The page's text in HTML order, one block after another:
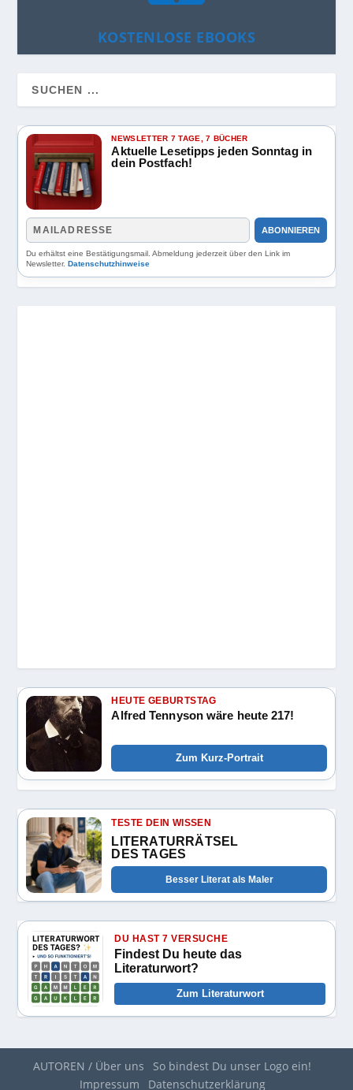
KOSTENLOSE EBOOKS
NEWSLETTER 7 TAGE, 7 BÜCHER
Aktuelle Lesetipps jeden Sonntag in
dein Postfach!
ABONNIEREN
Du erhältst eine Bestätigungsmail. Abmeldung jederzeit über den Link im
Newsletter.Datenschutzhinweise
HEUTE GEBURTSTAG
Alfred Tennyson wäre heute 217!
Zum Kurz-Portrait
TESTE DEIN WISSEN
LITERATURRÄTSEL
DES TAGES
Besser Literat als Maler
DU HAST 7 VERSUCHE
Findest Du heute das
Literaturwort?
Zum Literaturwort
AUTOREN / Über uns
So bindest Du unser Logo ein!
Impressum
Datenschutzerklärung